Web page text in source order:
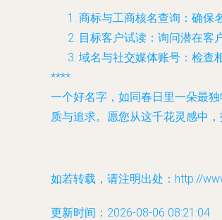
商标与工商核名查询 ：确保
目标客户试读 ：询问潜在客
域名与社交媒体账号 ：检查
****
一个好名字，如同春日里一朵最
质与追求。愿您从这千花灵感中
如若转载，请注明出处：http://
更新时间：2026-08-06 08:21:04